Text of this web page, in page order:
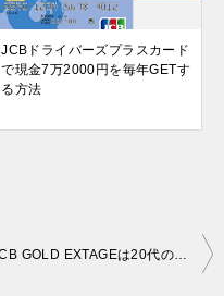
JCBドライバーズプラスカード
で現金7万2000円を毎年GETす
る方法
JCB GOLD EXTAGEは20代のゴールドカードではベストだと思う